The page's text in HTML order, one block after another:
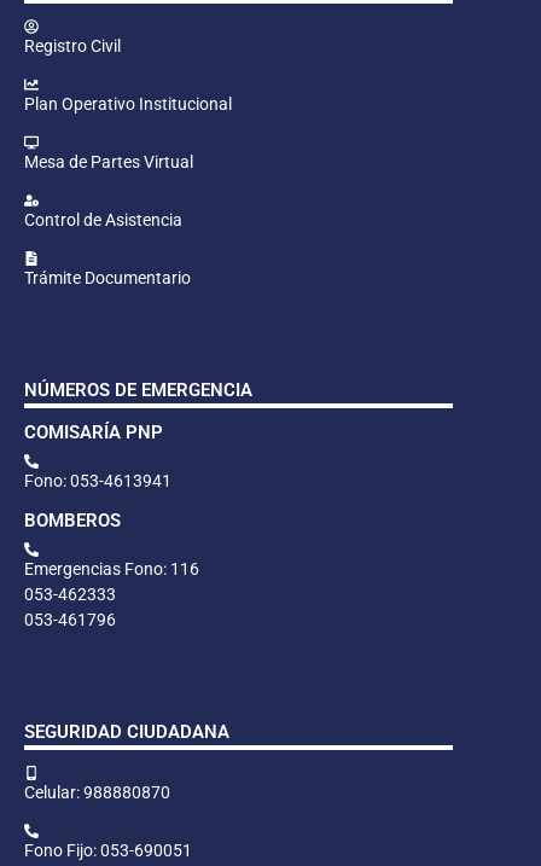
Registro Civil
Plan Operativo Institucional
Mesa de Partes Virtual
Control de Asistencia
Trámite Documentario
NÚMEROS DE EMERGENCIA
COMISARÍA PNP
Fono: 053-4613941
BOMBEROS
Emergencias Fono: 116
053-462333
053-461796
SEGURIDAD CIUDADANA
Celular: 988880870
Fono Fijo: 053-690051